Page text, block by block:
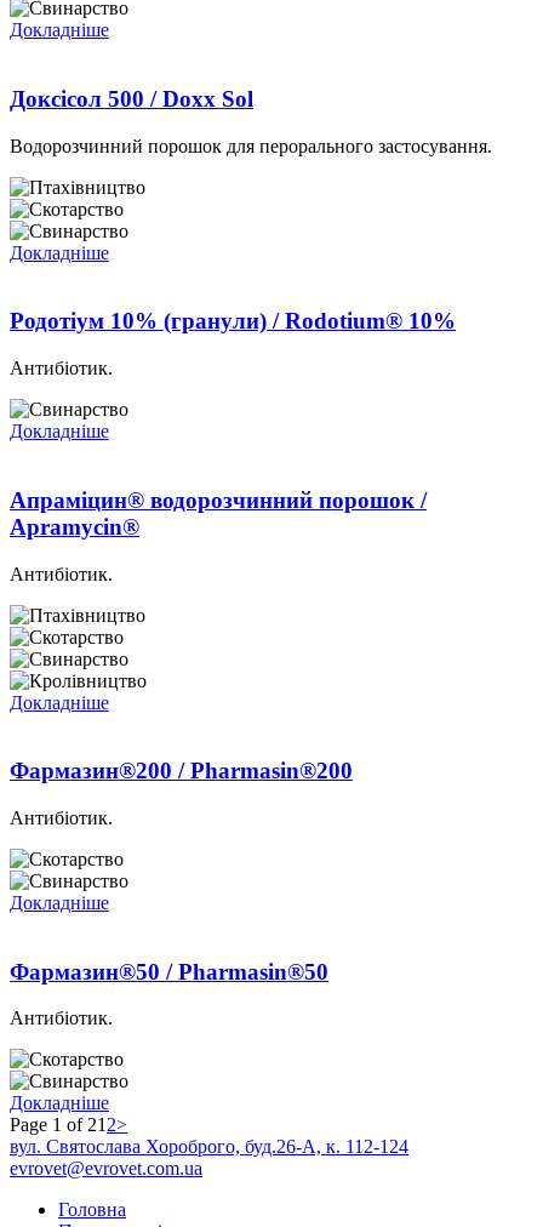
Докладніше
Доксісол 500 / Doxx Sol
Водорозчинний порошок для перорального застосування.
Докладніше
Родотіум 10% (гранули) / Rodotium® 10%
Антибіотик.
Докладніше
Апраміцин® водорозчинний порошок /
Apramycin®
Антибіотик.
Докладніше
Фармазин®200 / Pharmasin®200
Антибіотик.
Докладніше
Фармазин®50 / Pharmasin®50
Антибіотик.
Докладніше
Page 1 of 21 2>
вул. Святослава Хороброго, буд.26-А, к. 112-124
evrovet@evrovet.com.ua
Головна